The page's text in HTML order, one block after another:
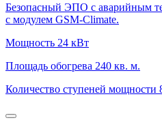
Безопасный ЭПО с аварийным
с модулем GSM-Climate.
Мощность 24 кВт
Площадь обогрева 240 кв. м.
Количество ступеней мощности